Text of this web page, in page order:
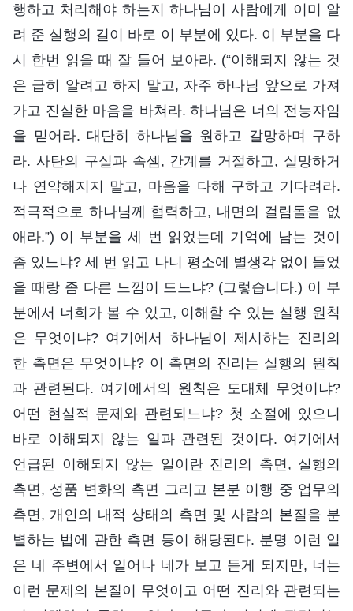
행하고 처리해야 하는지 하나님이 사람에게 이미 알
려 준 실행의 길이 바로 이 부분에 있다. 이 부분을 다
시 한번 읽을 때 잘 들어 보아라. (“이해되지 않는 것
은 급히 알려고 하지 말고, 자주 하나님 앞으로 가져
가고 진실한 마음을 바쳐라. 하나님은 너의 전능자임
을 믿어라. 대단히 하나님을 원하고 갈망하며 구하
라. 사탄의 구실과 속셈, 간계를 거절하고, 실망하거
나 연약해지지 말고, 마음을 다해 구하고 기다려라.
적극적으로 하나님께 협력하고, 내면의 걸림돌을 없
애라.”) 이 부분을 세 번 읽었는데 기억에 남는 것이
좀 있느냐? 세 번 읽고 나니 평소에 별생각 없이 들었
을 때랑 좀 다른 느낌이 드느냐? (그렇습니다.) 이 부
분에서 너희가 볼 수 있고, 이해할 수 있는 실행 원칙
은 무엇이냐? 여기에서 하나님이 제시하는 진리의
한 측면은 무엇이냐? 이 측면의 진리는 실행의 원칙
과 관련된다. 여기에서의 원칙은 도대체 무엇이냐?
어떤 현실적 문제와 관련되느냐? 첫 소절에 있으니
바로 이해되지 않는 일과 관련된 것이다. 여기에서
언급된 이해되지 않는 일이란 진리의 측면, 실행의
측면, 성품 변화의 측면 그리고 본분 이행 중 업무의
측면, 개인의 내적 상태의 측면 및 사람의 본질을 분
별하는 법에 관한 측면 등이 해당된다. 분명 이런 일
은 네 주변에서 일어나 네가 보고 듣게 되지만, 너는
이런 문제의 본질이 무엇이고 어떤 진리와 관련되는